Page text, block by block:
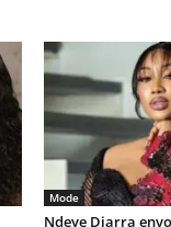
Mode
Ndeye Diarra